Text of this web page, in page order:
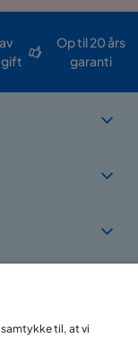
Op til 20 års
garanti
lande
til, at vi